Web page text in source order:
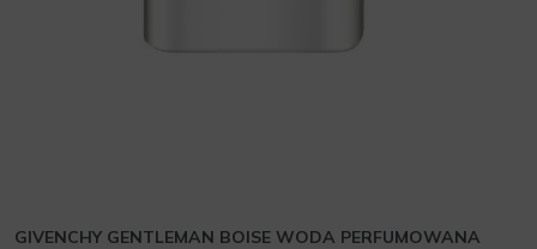
GIVENCHY GENTLEMAN BOISE WODA PERFUMOWANA